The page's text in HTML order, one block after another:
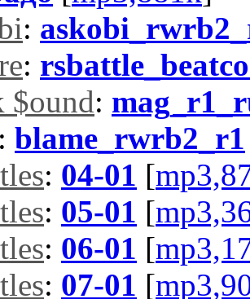
:
:
$ound:
: blame_rwrb2_r1
: 04-01 [
: 05-01 [
: 06-01 [
: 07-01 [